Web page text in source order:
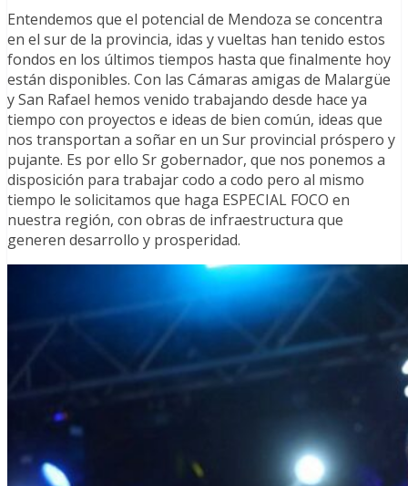
Entendemos que el potencial de Mendoza se concentra
en el sur de la provincia, idas y vueltas han tenido estos
fondos en los últimos tiempos hasta que finalmente hoy
están disponibles. Con las Cámaras amigas de Malargüe
y San Rafael hemos venido trabajando desde hace ya
tiempo con proyectos e ideas de bien común, ideas que
nos transportan a soñar en un Sur provincial próspero y
pujante. Es por ello Sr gobernador, que nos ponemos a
disposición para trabajar codo a codo pero al mismo
tiempo le solicitamos que haga ESPECIAL FOCO en
nuestra región, con obras de infraestructura que
generen desarrollo y prosperidad.